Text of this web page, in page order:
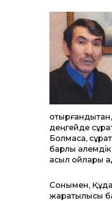
деңгейде
Болмаса,
барлық
асыл ойлары
Сонымен,
жаратылысы